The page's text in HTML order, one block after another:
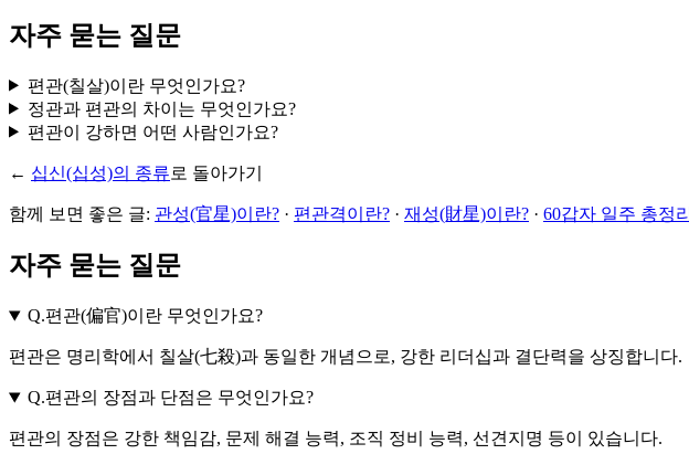
자주 묻는 질문
편관(칠살)이란 무엇인가요?
정관과 편관의 차이는 무엇인가요?
편관이 강하면 어떤 사람인가요?
← 십신(십성)의 종류로 돌아가기
함께 보면 좋은 글: 관성(官星)이란? · 편관격이란? · 재성(財星)이란? · 60갑자 일주 총정리
자주 묻는 질문
Q.편관(偏官)이란 무엇인가요?
편관은 명리학에서 칠살(七殺)과 동일한 개념으로, 강한 리더십과 결단력을 상징합니다.
Q.편관의 장점과 단점은 무엇인가요?
편관의 장점은 강한 책임감, 문제 해결 능력, 조직 정비 능력, 선견지명 등이 있습니다.